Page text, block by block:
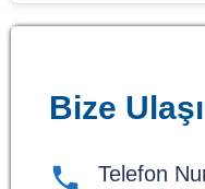
Bize
Telefon